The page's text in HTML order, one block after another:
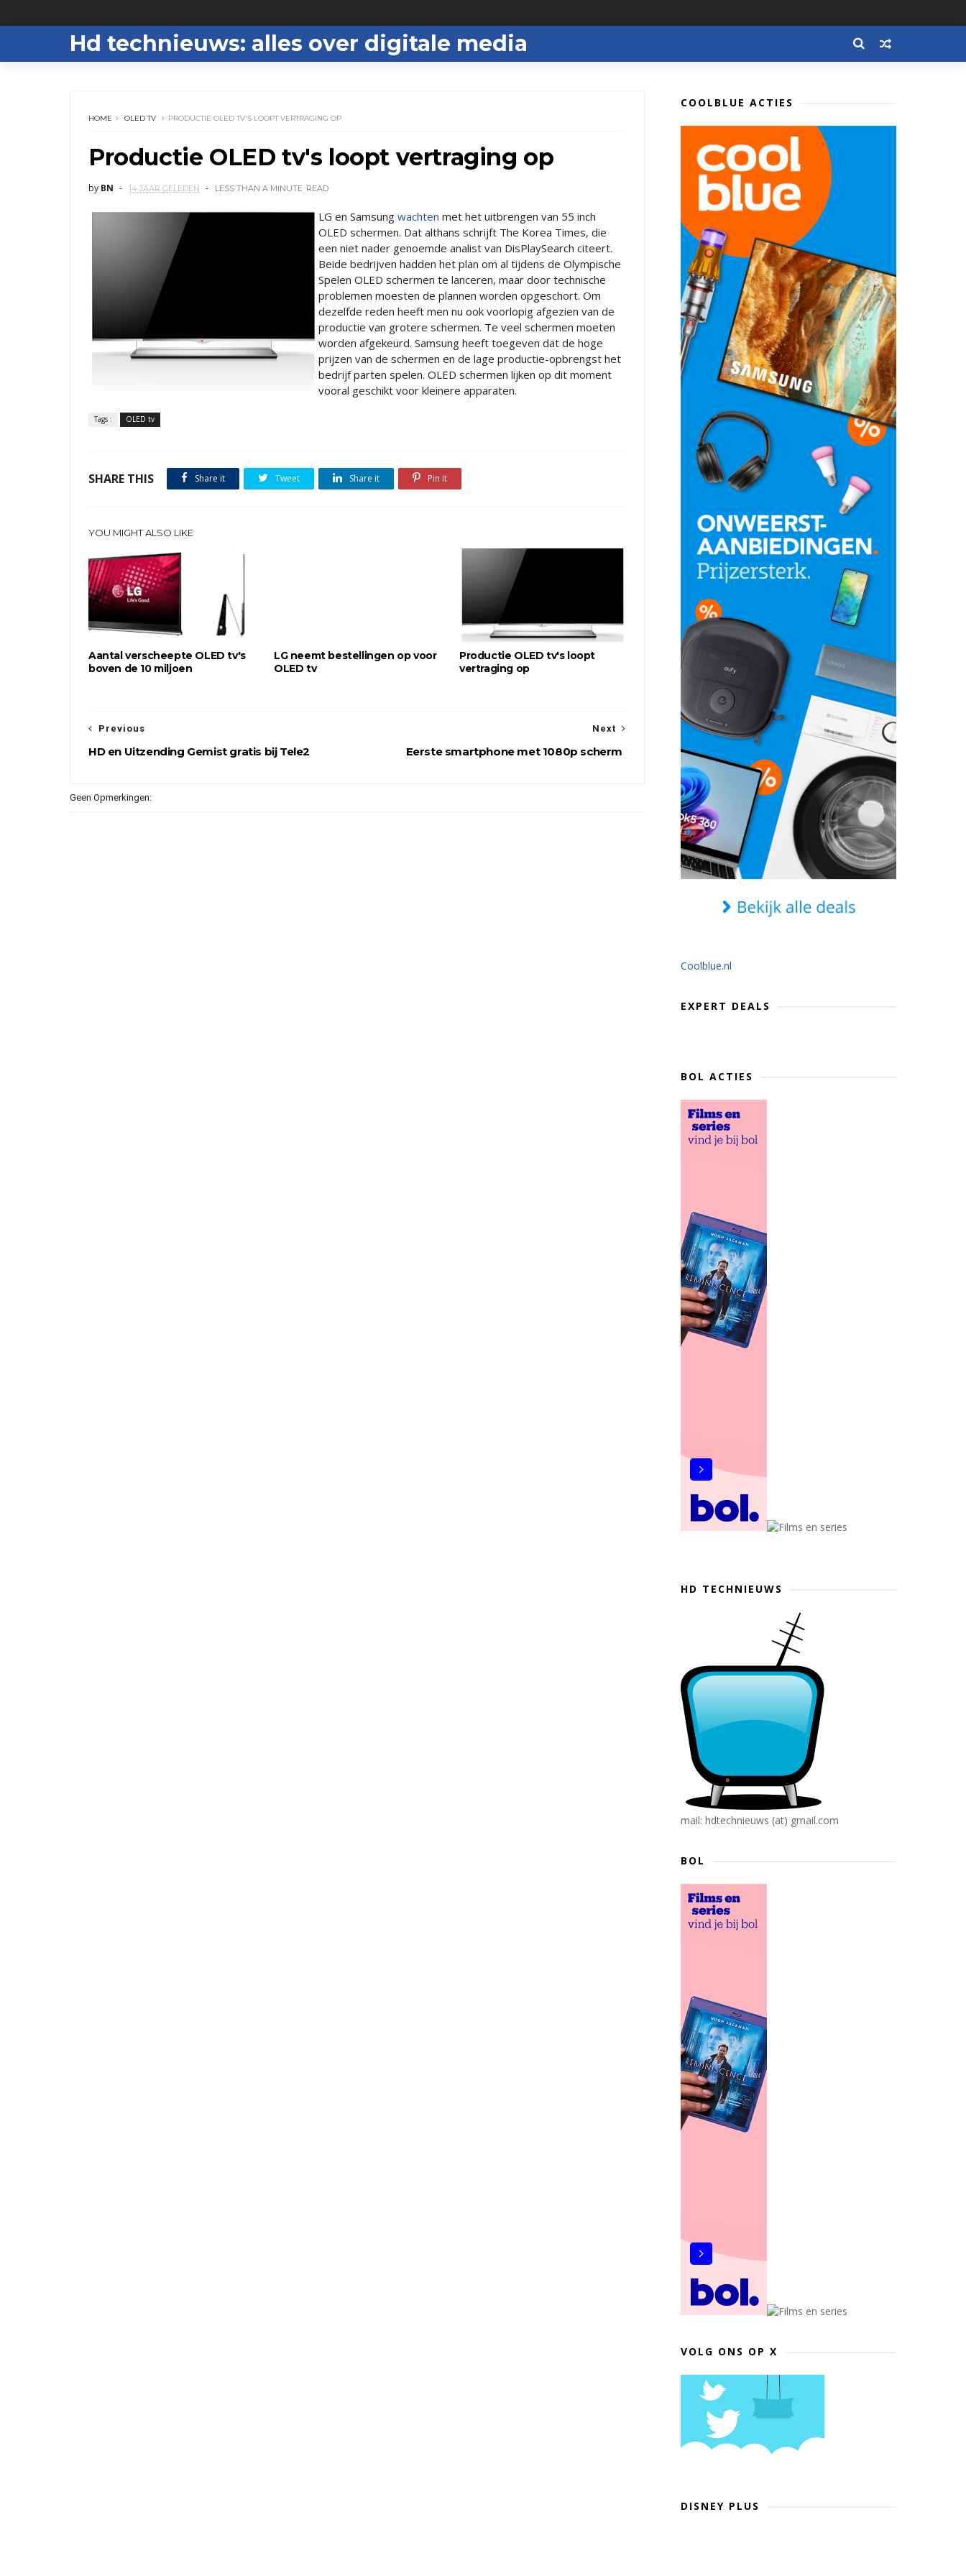
Hd technieuws: alles over digitale media
HOME OLED TV PRODUCTIE OLED TV'S LOOPT VERTRAGING OP
Productie OLED tv's loopt vertraging op
by BN 14 JAAR GELEDEN LESS THAN A MINUTE READ
LG en Samsung wachten met het uitbrengen van 55 inch
OLED schermen. Dat althans schrijft The Korea Times, die
een niet nader genoemde analist van DisPlaySearch citeert.
Beide bedrijven hadden het plan om al tijdens de Olympische
Spelen OLED schermen te lanceren, maar door technische
problemen moesten de plannen worden opgeschort. Om
dezelfde reden heeft men nu ook voorlopig afgezien van de
productie van grotere schermen. Te veel schermen moeten
worden afgekeurd. Samsung heeft toegeven dat de hoge
prijzen van de schermen en de lage productie-opbrengst het
bedrijf parten spelen. OLED schermen lijken op dit moment
vooral geschikt voor kleinere apparaten.
Tags : OLED tv
SHARE THIS Share it Tweet Share it Pin it
YOU MIGHT ALSO LIKE
Aantal verscheepte OLED tv's
boven de 10 miljoen
LG neemt bestellingen op voor
OLED tv
Productie OLED tv's loopt
vertraging op
Next
Eerste smartphone met 1080p scherm
Previous
HD en Uitzending Gemist gratis bij Tele2
Geen Opmerkingen:
COOLBLUE ACTIES
Coolblue.nl
EXPERT DEALS
BOL ACTIES
HD TECHNIEUWS
mail: hdtechnieuws (at) gmail.com
BOL
VOLG ONS OP X
DISNEY PLUS